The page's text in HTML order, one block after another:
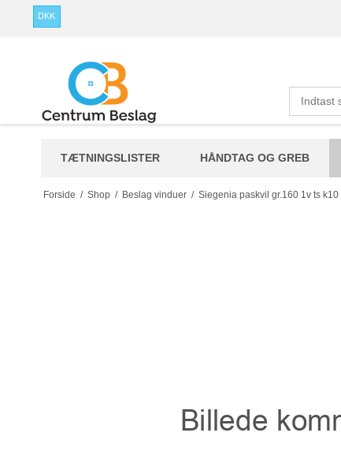
DKK
TÆTNINGSLISTER HÅNDTAG OG GREB
Forside / Shop / Beslag vinduer / Siegenia paskvil gr.160 1v ts